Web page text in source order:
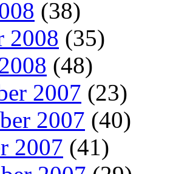
(38)
2008 (35)
(48)
2007 (23)
2007 (40)
2007 (41)